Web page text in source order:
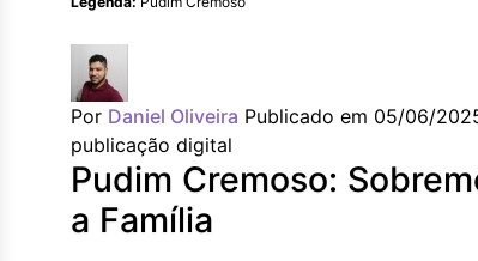
Por Daniel Oliveira Publicado em 05/06/
publicação digital
Pudim Cremoso:
a Família